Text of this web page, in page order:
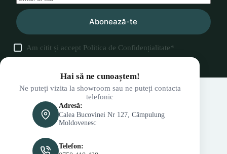
Abonează-te
Am citit și accept Politica de Confidențialitate*
Hai să ne cunoaștem!
Ne puteți vizita la showroom sau ne puteți contacta
telefonic
Adresă:
Calea Bucovinei Nr 127, Câmpulung
Moldovenesc
Telefon: